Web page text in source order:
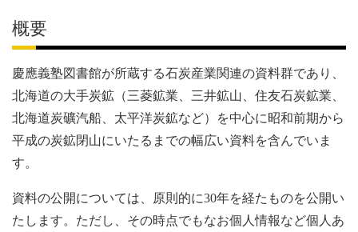
概要
慶應義塾図書館が所蔵する石炭産業関連の資料群であり、
北海道の大手炭鉱（三菱鉱業、三井鉱山、住友石炭鉱業、
北海道炭礦汽船、太平洋炭鉱など）を中心に昭和前期から
平成の炭鉱閉山にいたるまでの幅広い資料を含んでいま
す。
資料の公開については、原則的に30年を経たものを公開い
たします。ただし、その時点でもなお個人情報など個人あ